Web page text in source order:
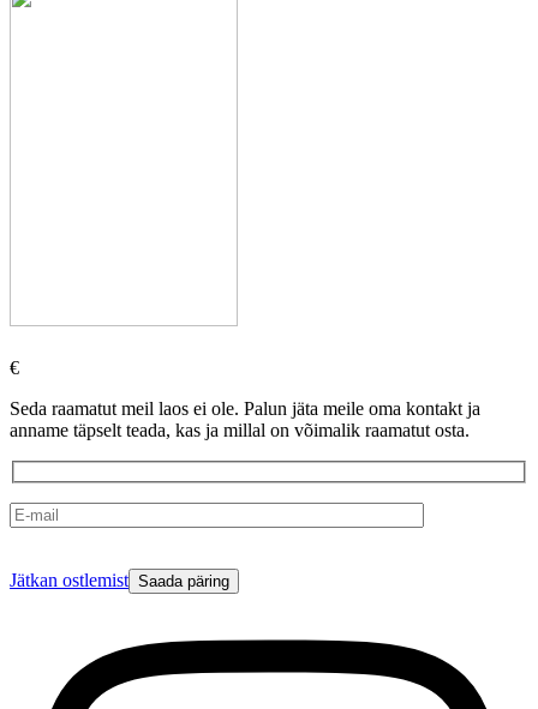
€
Seda raamatut meil laos ei ole. Palun jäta meile oma kontakt ja
anname täpselt teada, kas ja millal on võimalik raamatut osta.
leave
Jätkan ostlemist